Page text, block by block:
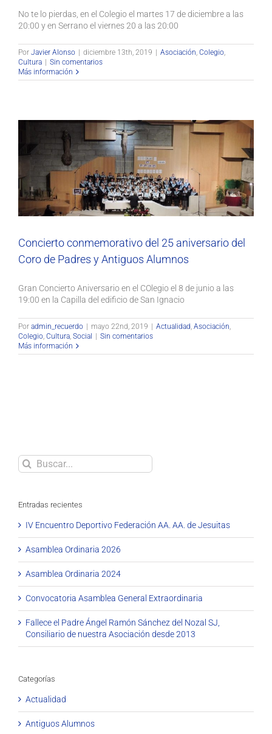
No te lo pierdas, en el Colegio el martes 17 de diciembre a las
20:00 y en Serrano el viernes 20 a las 20:00
Por Javier Alonso | diciembre 13th, 2019 | Asociación Colegio
Cultura | Sin comentarios
Más información
Concierto conmemorativo del 25 aniversario del Coro de
Padres y Antiguos Alumnos
Actualidad Asociación Colegio Cultura Social
Concierto conmemorativo del 25 aniversario del
Coro de Padres y Antiguos Alumnos
Gran Concierto Aniversario en el COlegio el 8 de junio a las
19:00 en la Capilla del edificio de San Ignacio
Por admin_recuerdo | mayo 22nd, 2019 | Actualidad Asociación
Colegio Cultura Social | Sin comentarios
Más información
Buscar
Entradas recientes
IV Encuentro Deportivo Federación AA. AA. de Jesuitas
Asamblea Ordinaria 2026
Asamblea Ordinaria 2024
Convocatoria Asamblea General Extraordinaria
Fallece el Padre Ángel Ramón Sánchez del Nozal SJ,
Consiliario de nuestra Asociación desde 2013
Categorías
Actualidad
Antiguos Alumnos